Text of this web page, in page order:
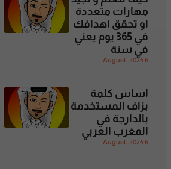
مهارات متعددة
او تحقق اهدافك
في 365 يوم يعني
في سنة
6 August، 2026
اساس كلمة
بزاف المستخدمة
بالدارجة في
المغرب العربي
6 August، 2026